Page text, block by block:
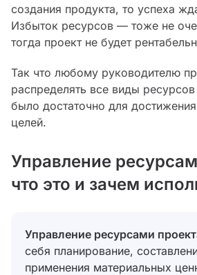
создания продукта, то успеха
Избыток ресурсов — тоже не
тогда проект не будет
Так что любому руководителю
распределять все виды
было достаточно для
целей.
Управление
что это и зачем
Управление ресурсами
себя планирование,
применения материальных